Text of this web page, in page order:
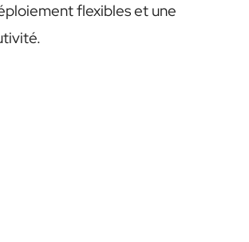
flexibles et une